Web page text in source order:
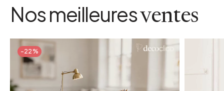
Nos meilleuresventes
-22%